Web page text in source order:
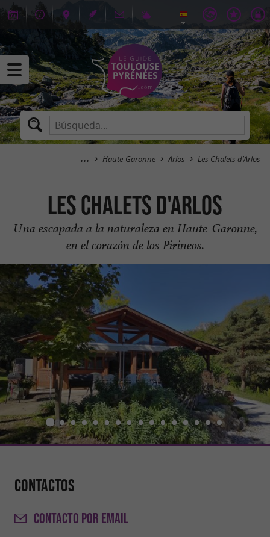
Haute-Garonne Arlos Les Chalets d'Arlos
Les Chalets d'Arlos
Una escapada a la naturaleza en Haute-Garonne,
en el corazón de los Pirineos.
Contactos
CONTACTO POR EMAIL